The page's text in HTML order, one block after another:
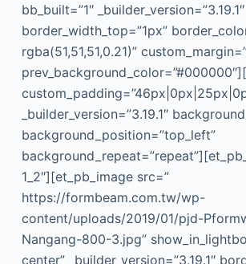
bb_built=”1″ _builder_version=”3.19.1″
border_width_top=”1px”
rgba(51,51,51,0.21)”
_builder_version=”3.19.1″
background_position=”top_left”
1_2″][et_pb_image src=”
https://formbeam.com.tw/wp-
content/uploads/2019/01/pjd-
Nangang-800-3.jpg”
center” _builder_version=”3.19.1″